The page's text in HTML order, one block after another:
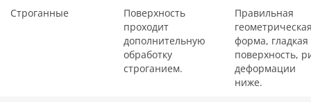
Строганные
Поверхность
проходит
дополнительную
обработку
строганием.
Правильная
форма, гладкая
поверхность,
деформации
ниже.